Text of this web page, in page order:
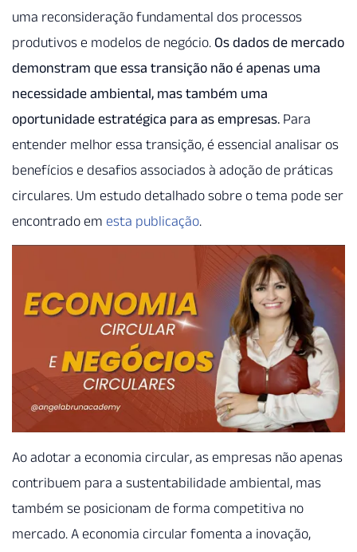
uma reconsideração fundamental dos processos
produtivos e modelos de negócio. Os dados de mercado
demonstram que essa transição não é apenas uma
necessidade ambiental, mas também uma
oportunidade estratégica para as empresas. Para
entender melhor essa transição, é essencial analisar os
benefícios e desafios associados à adoção de práticas
circulares. Um estudo detalhado sobre o tema pode ser
encontrado em esta publicação.
Ao adotar a economia circular, as empresas não apenas
contribuem para a sustentabilidade ambiental, mas
também se posicionam de forma competitiva no
mercado. A economia circular fomenta a inovação,